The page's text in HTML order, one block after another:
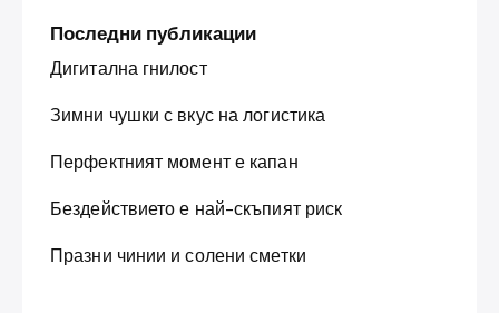
Последни публикации
Дигитална гнилост
Зимни чушки с вкус на логистика
Перфектният момент е капан
Бездействието е най-скъпият риск
Празни чинии и солени сметки